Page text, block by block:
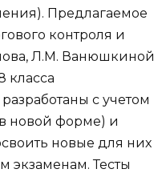
Предлагаемое
контроля и
Л.М. Ванюшкиной
класса
с учетом
новой форме) и
новые для них
экзаменам. Тесты